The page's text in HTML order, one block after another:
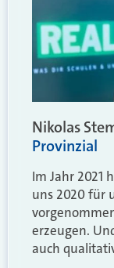
Nikolas
Provinzial
Im Jahr 2021
uns 2020 für
erzeugen.
auch